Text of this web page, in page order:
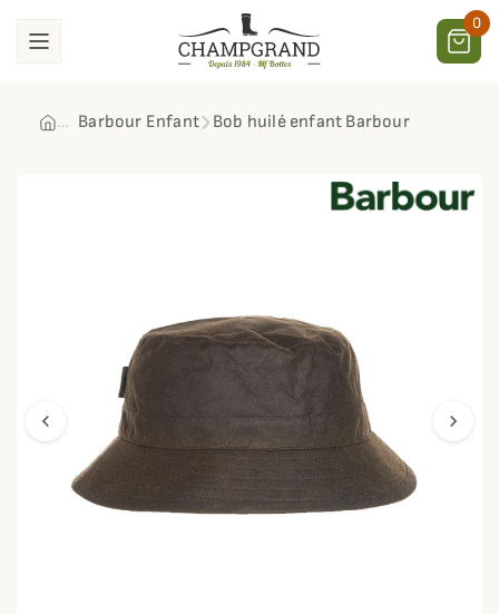
0
Barbour Enfant Bob huilé enfant Barbour
chevron_left chevron_right